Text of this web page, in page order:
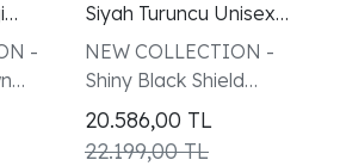
-
Siyah Turuncu Unisex
Güneş Gözlüğü
NEW COLLECTION -
Shiny Black Shield
Sunglasses
(PHOTOCHROMIC)
20.586,00 TL
22.199,00 TL